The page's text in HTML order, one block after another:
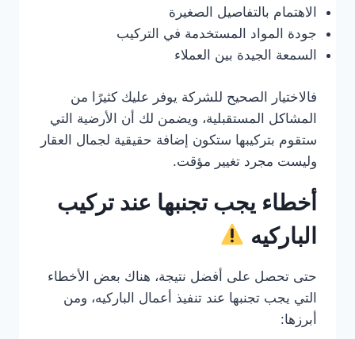
الاهتمام بالتفاصيل الصغيرة
جودة المواد المستخدمة في التركيب
السمعة الجيدة بين العملاء
فالاختيار الصحيح للشركة يوفر عليك كثيرًا من
المشاكل المستقبلية، ويضمن لك أن الأرضية التي
ستقوم بتركيبها ستكون إضافة حقيقية لجمال العقار
وليست مجرد تغيير مؤقت.
أخطاء يجب تجنبها عند تركيب
الباركيه
حتى تحصل على أفضل نتيجة، هناك بعض الأخطاء
التي يجب تجنبها عند تنفيذ أعمال الباركيه، ومن
أبرزها: